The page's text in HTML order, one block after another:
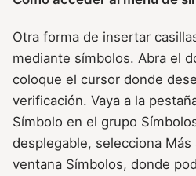
Otra forma de insertar
mediante símbolos. Abra el
coloque el cursor donde
verificación. Vaya a la
Símbolo en el grupo
desplegable, selecciona
ventana Símbolos, donde